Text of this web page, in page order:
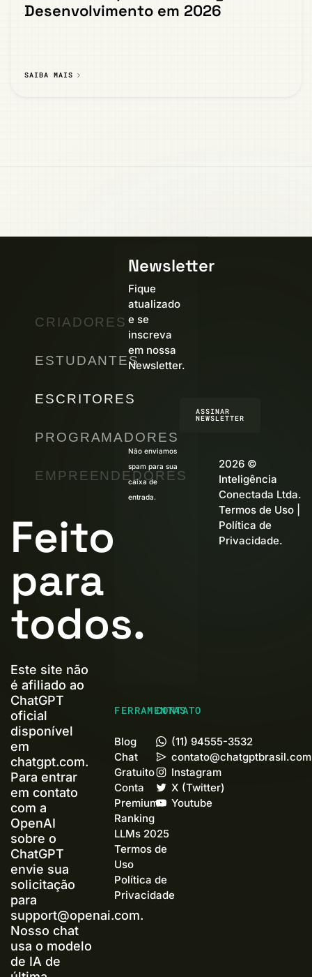
Desenvolvimento em 2026
SAIBA MAIS
Feito
para
todos.
Este site não
é afiliado ao
ChatGPT
oficial
disponível
em
chatgpt.com.
Para entrar
em contato
com a
OpenAI
sobre o
ChatGPT
envie sua
solicitação
para
support@openai.com.
Nosso chat
usa o modelo
de IA de
CRIADORES
ESTUDANTES
ESCRITORES
PROGRAMADORES
EMPREENDEDORES
Newsletter
Fique
atualizado
e se
inscreva
em nossa
Newsletter.
ASSINAR
NEWSLETTER
Não enviamos
spam para sua
caixa de
entrada.
FERRAMENTAS
Blog
Chat
Gratuito
Conta
Premium+
Ranking
LLMs 2025
Termos de
Uso
Política de
Privacidade
CONTATO
(11) 94555-3532
Instagram
X (Twitter)
Youtube
2026 ©
Inteligência
Conectada Ltda.
Termos de Uso|
Política de
Privacidade.